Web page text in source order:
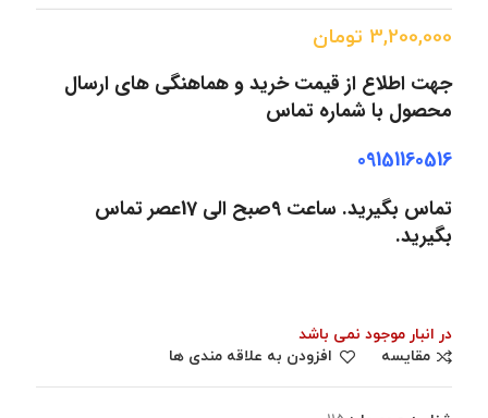
3,200,000 تومان
جهت اطلاع از قیمت خرید و هماهنگی های ارسال
محصول با شماره تماس
09151160516
تماس بگیرید. ساعت 9صبح الی 17عصر تماس
بگیرید.
در انبار موجود نمی باشد
مقایسه
افزودن به علاقه مندی ها